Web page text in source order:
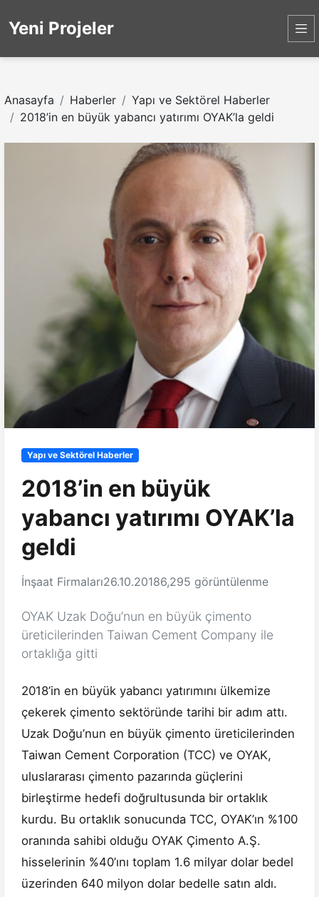
Yeni Projeler
Anasayfa Haberler
Yapı ve Sektörel Haberler
2018’in en büyük yabancı yatırımı OYAK’la geldi
Yapı ve Sektörel Haberler
2018’in en büyük
yabancı yatırımı OYAK’la
geldi
İnşaat Firmaları26.10.20186,295 görüntülenme
OYAK Uzak Doğu’nun en büyük çimento
üreticilerinden Taiwan Cement Company ile
ortaklığa gitti
2018’in en büyük yabancı yatırımını ülkemize
çekerek çimento sektöründe tarihi bir adım attı.
Uzak Doğu’nun en büyük çimento üreticilerinden
Taiwan Cement Corporation (TCC) ve OYAK,
uluslararası çimento pazarında güçlerini
birleştirme hedefi doğrultusunda bir ortaklık
kurdu. Bu ortaklık sonucunda TCC, OYAK’ın %100
oranında sahibi olduğu OYAK Çimento A.Ş.
hisselerinin %40’ını toplam 1.6 milyar dolar bedel
üzerinden 640 milyon dolar bedelle satın aldı.